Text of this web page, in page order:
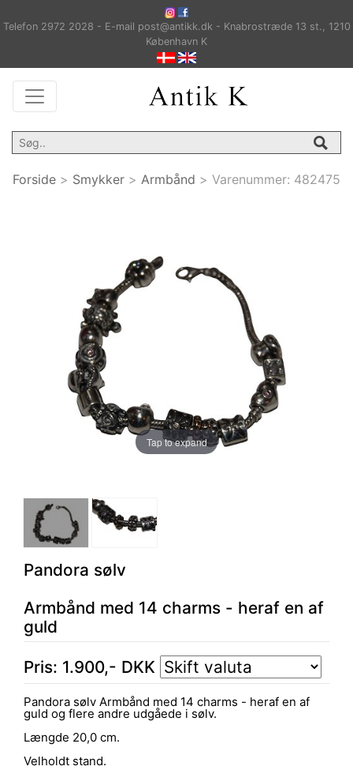
Telefon 2972 2028 - E-mail post@antikk.dk - Knabrostræde 13 st., 1210
København K
Forside > Smykker > Armbånd > Varenummer: 482475
Tap to expand
Pandora sølv
Armbånd med 14 charms - heraf en af
guld
Pris: 1.900,- DKK
Pandora sølv Armbånd med 14 charms - heraf en af
guld og flere andre udgåede i sølv.
Længde 20,0 cm.
Velholdt stand.